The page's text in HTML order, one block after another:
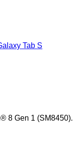
Tab S
8 Gen 1 (SM8450).